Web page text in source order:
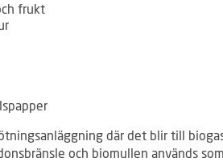
frukt
där det blir till
och biomullen används